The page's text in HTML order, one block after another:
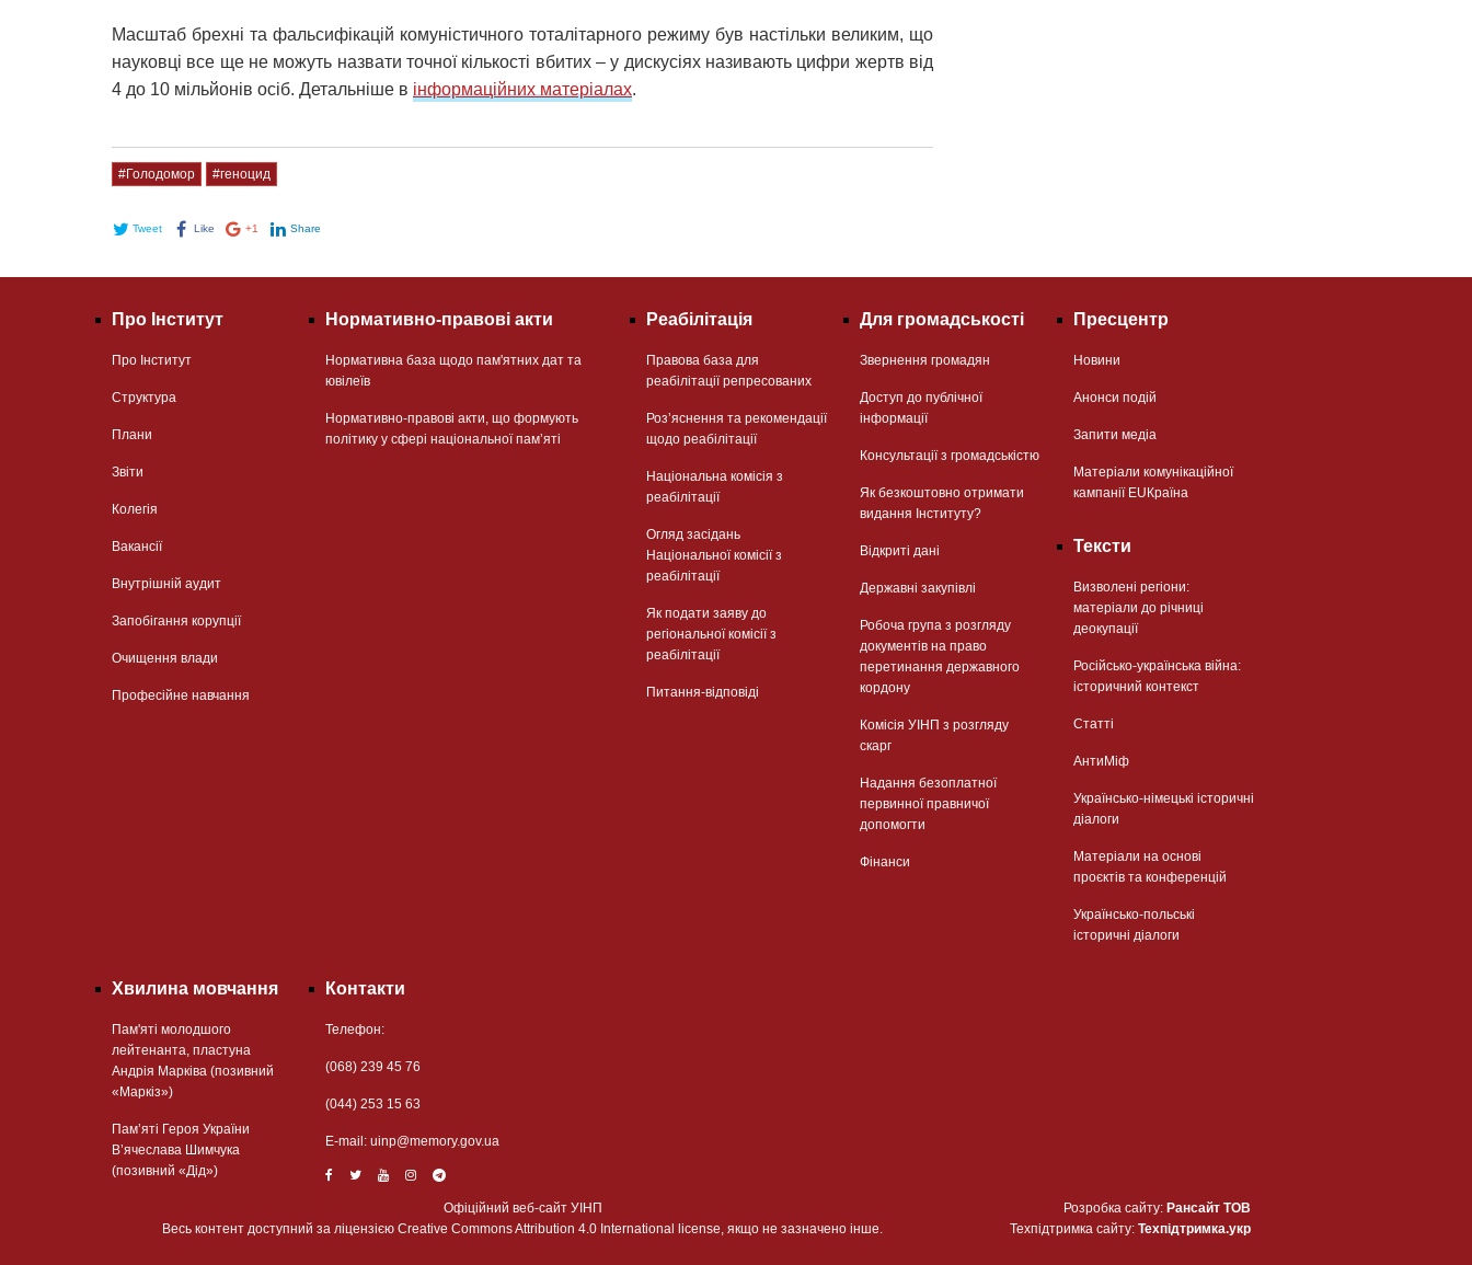
Масштаб брехні та фальсифікацій комуністичного тоталітарного режиму був настільки великим, що
науковці все ще не можуть назвати точної кількості вбитих – у дискусіях називають цифри жертв від
4 до 10 мільйонів осіб. Детальніше в інформаційних матеріалах.
#Голодомор #геноцид
Tweet Like +1 Share
Про Інститут
Про Інститут
Структура
Плани
Звіти
Колегія
Вакансії
Внутрішній аудит
Запобігання корупції
Очищення влади
Професійне навчання
Нормативно-правові акти
Нормативна база щодо пам'ятних дат та
ювілеїв
Нормативно-правові акти, що формують
політику у сфері національної памʼяті
Реабілітація
Правова база для
реабілітації репресованих
Розʼяснення та рекомендації
щодо реабілітації
Національна комісія з
реабілітації
Огляд засідань
Національної комісії з
реабілітації
Як подати заяву до
регіональної комісії з
реабілітації
Питання-відповіді
Для громадськості
Звернення громадян
Доступ до публічної
інформації
Консультації з громадськістю
Як безкоштовно отримати
видання Інституту?
Відкриті дані
Державні закупівлі
Робоча група з розгляду
документів на право
перетинання державного
кордону
Комісія УІНП з розгляду
скарг
Надання безоплатної
первинної правничої
допомогти
Фінанси
Пресцентр
Новини
Анонси подій
Запити медіа
Матеріали комунікаційної
кампанії EUКраїна
Тексти
Визволені регіони:
матеріали до річниці
деокупації
Російсько-українська війна:
історичний контекст
Статті
АнтиМіф
Українсько-німецькі історичні
діалоги
Матеріали на основі
проєктів та конференцій
Українсько-польські
історичні діалоги
Хвилина мовчання
Пам'яті молодшого
лейтенанта, пластуна
Андрія Марківа (позивний
«Маркіз»)
Пам’яті Героя України
В’ячеслава Шимчука
(позивний «Дід»)
Контакти
Телефон:
(068) 239 45 76
(044) 253 15 63
Е-mail: uinp@memory.gov.ua
Офіційний веб-сайт УІНП
Весь контент доступний за ліцензією Creative Commons Attribution 4.0 International license, якщо не зазначено інше.
Розробка сайту: Рансайт ТОВ
Техпідтримка сайту: Техпідтримка.укр